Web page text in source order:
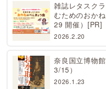
雑誌レタスク
むためのおか
29 開催）[PR]
2026.2.20
奈良国立博物
3/15）
2026.1.23